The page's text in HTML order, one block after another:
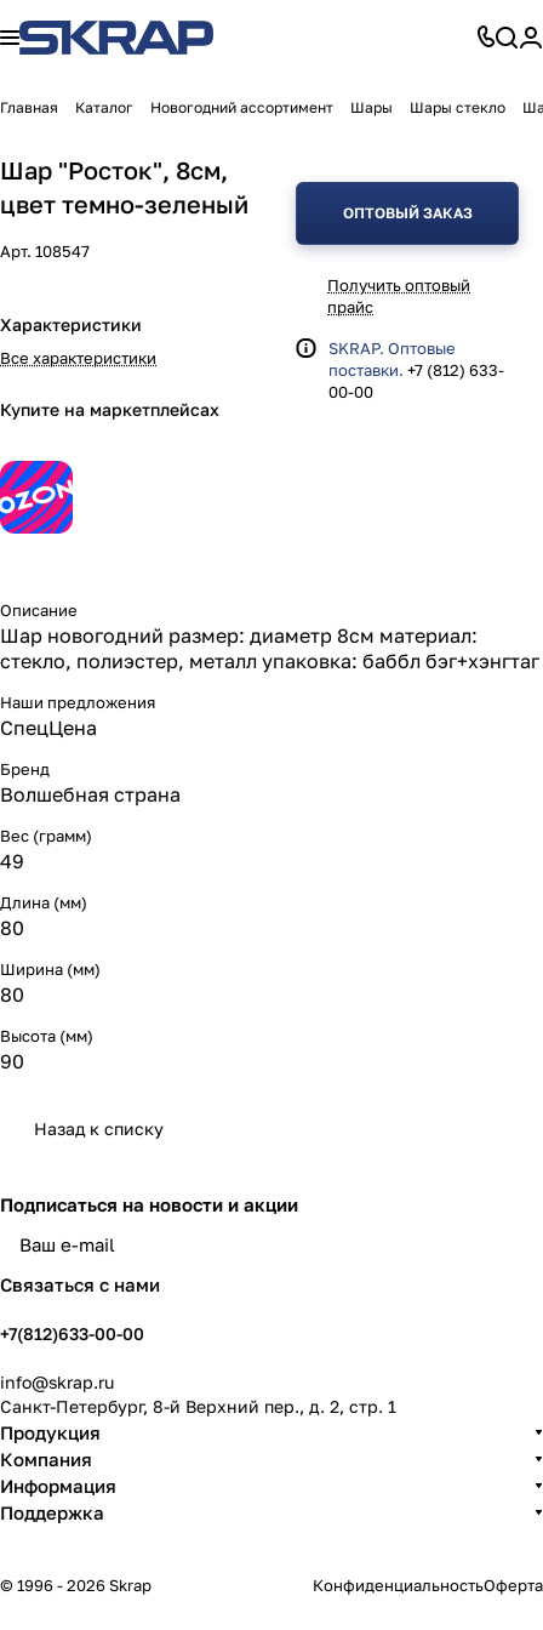
Главная Каталог Новогодний ассортимент Шары Шары стекло
Шар "Росток", 8см,
цвет темно-зеленый
Арт. 108547
Характеристики
Все характеристики
Купите на маркетплейсах
ОПТОВЫЙ ЗАКАЗ
Получить оптовый
прайс
SKRAP. Оптовые
поставки. +7 (812) 633-
00-00
Описание
Шар новогодний размер: диаметр 8см материал:
стекло, полиэстер, металл упаковка: баббл бэг+хэнгтаг
Наши предложения
СпецЦена
Бренд
Волшебная страна
Вес (грамм)
49
Длина (мм)
80
Ширина (мм)
80
Высота (мм)
90
Назад к списку
Подписаться на новости и акции
Связаться с нами
+7(812)633-00-00
info@skrap.ru
Санкт-Петербург, 8-й Верхний пер., д. 2, стр. 1
Продукция
Компания
Информация
Поддержка
© 1996 - 2026 Skrap КонфиденциальностьОферта